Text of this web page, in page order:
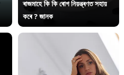
ৰাজমাহে কি কি ৰোগ নিয়ন্ত্ৰণত সহায়
কৰে ? জানক